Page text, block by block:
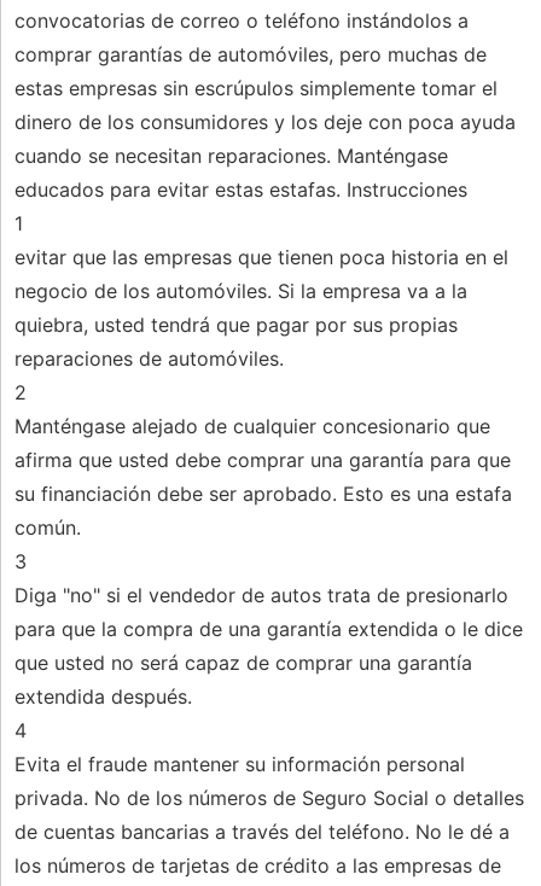
convocatorias de correo o teléfono instándolos a
comprar garantías de automóviles, pero muchas de
estas empresas sin escrúpulos simplemente tomar el
dinero de los consumidores y los deje con poca ayuda
cuando se necesitan reparaciones. Manténgase
educados para evitar estas estafas. Instrucciones
1
evitar que las empresas que tienen poca historia en el
negocio de los automóviles. Si la empresa va a la
quiebra, usted tendrá que pagar por sus propias
reparaciones de automóviles.
2
Manténgase alejado de cualquier concesionario que
afirma que usted debe comprar una garantía para que
su financiación debe ser aprobado. Esto es una estafa
común.
3
Diga "no" si el vendedor de autos trata de presionarlo
para que la compra de una garantía extendida o le dice
que usted no será capaz de comprar una garantía
extendida después.
4
Evita el fraude mantener su información personal
privada. No de los números de Seguro Social o detalles
de cuentas bancarias a través del teléfono. No le dé a
los números de tarjetas de crédito a las empresas de